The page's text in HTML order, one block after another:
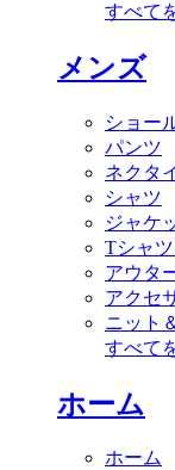
すべて
メンズ
ショー
パンツ
ネクタ
シャツ
ジャケ
Tシャ
アウタ
アクセ
ニット
すべて
ホーム
ホーム